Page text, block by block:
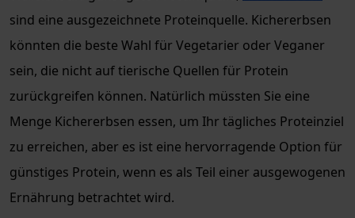
sind eine ausgezeichnete Proteinquelle. Kichererbsen
könnten die beste Wahl für Vegetarier oder Veganer
sein, die nicht auf tierische Quellen für Protein
zurückgreifen können. Natürlich müssten Sie eine
Menge Kichererbsen essen, um Ihr tägliches Proteinziel
zu erreichen, aber es ist eine hervorragende Option für
günstiges Protein, wenn es als Teil einer ausgewogenen
Ernährung betrachtet wird.